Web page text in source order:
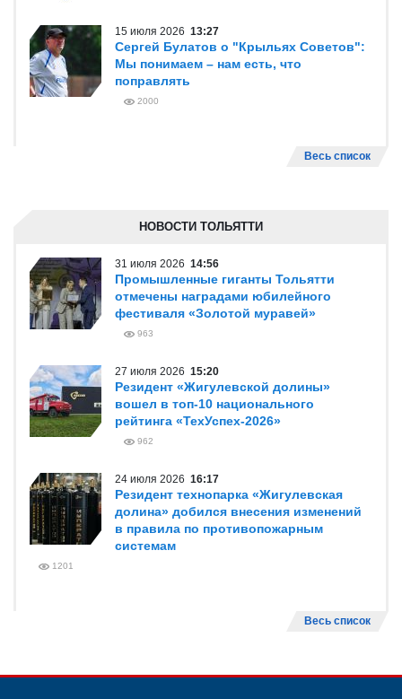
15 июля 2026 13:27
Сергей Булатов о "Крыльях Советов":
Мы понимаем – нам есть, что
поправлять
2000
Весь список
НОВОСТИ ТОЛЬЯТТИ
31 июля 2026 14:56
Промышленные гиганты Тольятти
отмечены наградами юбилейного
фестиваля «Золотой муравей»
963
27 июля 2026 15:20
Резидент «Жигулевской долины»
вошел в топ-10 национального
рейтинга «ТехУспех-2026»
962
24 июля 2026 16:17
Резидент технопарка «Жигулевская
долина» добился внесения изменений
в правила по противопожарным
системам
1201
Весь список